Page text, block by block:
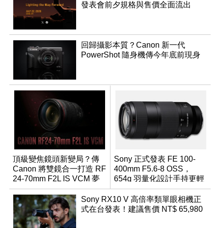
發表會前夕規格與售價全面流出
回歸攝影本質？Canon 新一代
PowerShot 隨身機傳今年底前現身
頂級變焦鏡頭新變局？傳
Canon 將雙鏡合一打造 RF
24-70mm F2L IS VCM 夢
幻規格
Sony 正式發表 FE 100-
400mm F5.6-8 OSS，
654g 羽量化設計手持更輕
鬆
Sony RX10 V 高倍率類單眼相機正
式在台發表！建議售價 NT$ 65,980